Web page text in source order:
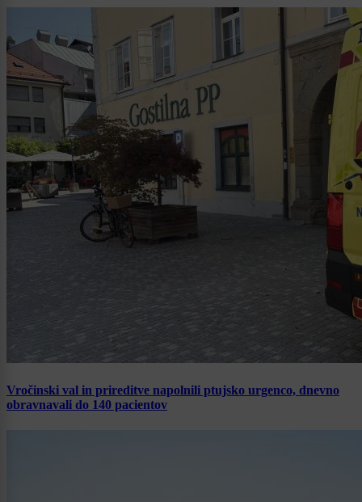
Vročinski val in prireditve napolnili ptujsko urgenco, dnevno
obravnavali do 140 pacientov